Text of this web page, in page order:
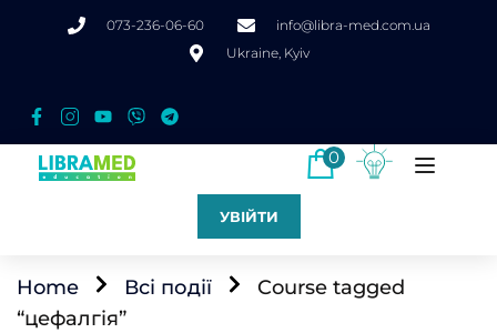
073-236-06-60
info@libra-med.com.ua
Ukraine, Kyiv
0
УВІЙТИ
Home Всі події
Course tagged
“цефалгія”